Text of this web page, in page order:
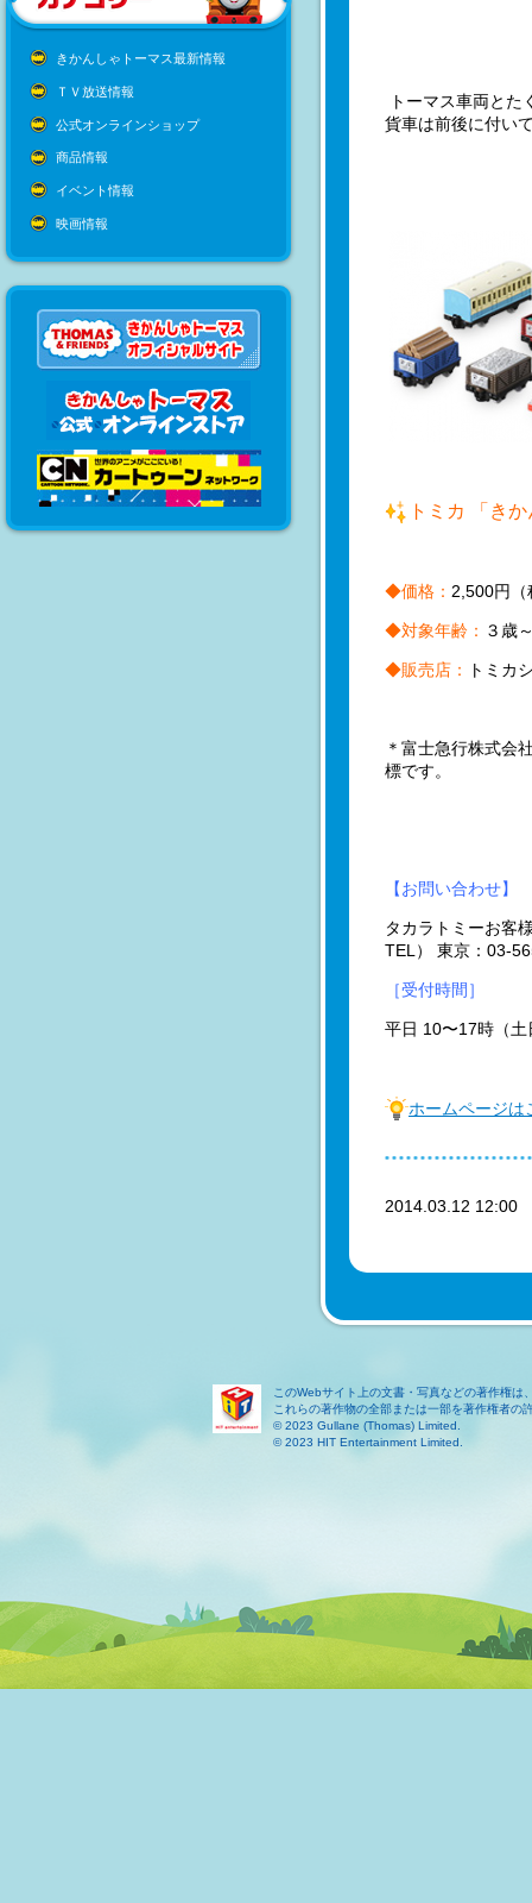
きかんしゃトーマス最新情報
ＴＶ放送情報
公式オンラインショップ
商品情報
イベント情報
映画情報
トーマス車両とた
貨車は前後に付い
トミカ 「き
◆価格： 2,500円（
◆対象年齢： ３歳
◆販売店： トミカ
＊富士急行株式
標です。
【お問い合わせ】
タカラトミーお客
TEL） 東京：03-
［受付時間］
平日 10〜17時（
ホームページは
2014.03.12
このWebサイト上の文書・写真などの著作権
これらの著作物の全部または一部を著作権者の
© 2023 Gullane (Thomas) Limited.
© 2023 HIT Entertainment Limited.